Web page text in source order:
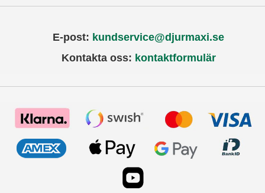
E-post: kundservice@djurmaxi.se
Kontakta oss: kontaktformulär